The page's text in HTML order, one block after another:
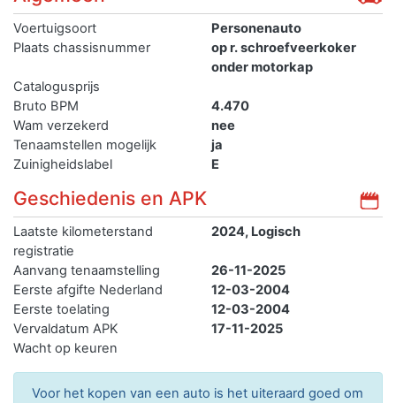
Voertuigsoort
Personenauto
Plaats chassisnummer
op r. schroefveerkoker
onder motorkap
Catalogusprijs
Bruto BPM
4.470
Wam verzekerd
nee
Tenaamstellen mogelijk
ja
Zuinigheidslabel
E
Geschiedenis en APK
Laatste kilometerstand
registratie
2024, Logisch
Aanvang tenaamstelling
26-11-2025
Eerste afgifte Nederland
12-03-2004
Eerste toelating
12-03-2004
Vervaldatum APK
17-11-2025
Wacht op keuren
Voor het kopen van een auto is het uiteraard goed om